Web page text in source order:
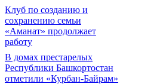
Клуб по созданию и
сохранению семьи
«Аманат» продолжает
работу
В домах престарелых
Республики Башкортостан
отметили «Курбан-Байрам»